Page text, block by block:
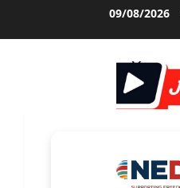
09/08/2026